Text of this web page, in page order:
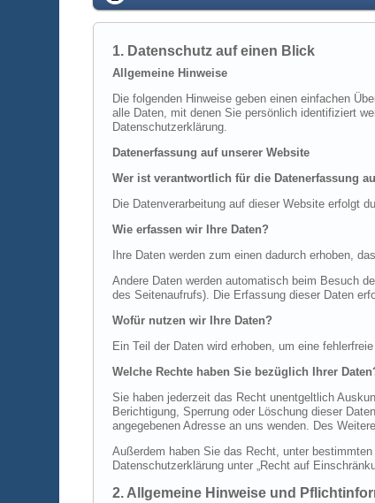
1. Datenschutz auf einen Blick
Allgemeine Hinweise
Die folgenden Hinweise geben einen einfachen
alle Daten, mit denen Sie persönlich identifiziert
Datenschutzerklärung.
Datenerfassung auf unserer Website
Wer ist verantwortlich für die Datenerfassung
Die Datenverarbeitung auf dieser Website erfolgt
Wie erfassen wir Ihre Daten?
Ihre Daten werden zum einen dadurch erhoben,
Andere Daten werden automatisch beim Besuch
des Seitenaufrufs). Die Erfassung dieser Daten
Wofür nutzen wir Ihre Daten?
Ein Teil der Daten wird erhoben, um eine
Welche Rechte haben Sie bezüglich Ihrer
Sie haben jederzeit das Recht unentgeltlich
Berichtigung, Sperrung oder Löschung dieser
angegebenen Adresse an uns wenden. Des
Außerdem haben Sie das Recht, unter
Datenschutzerklärung unter „Recht auf
2. Allgemeine Hinweise und